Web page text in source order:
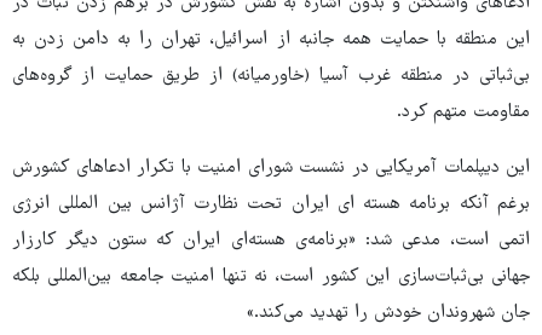
این منطقه با حمایت همه جانبه از اسرائیل، تهران را به دامن زدن به
بی‌ثباتی در منطقه غرب آسیا (خاورمیانه) از طریق حمایت از گروه‌های
مقاومت متهم کرد.
این دیپلمات آمریکایی در نشست شورای امنیت با تکرار ادعاهای کشورش
برغم آنکه برنامه هسته ای ایران تحت نظارت آژانس بین المللی انرژی
اتمی است، مدعی شد: «برنامه‌ی هسته‌ای ایران که ستون دیگر کارزار
جهانی بی‌ثبات‌سازی این کشور است، نه تنها امنیت جامعه بین‌المللی بلکه
جان شهروندان خودش را تهدید می‌کند.»